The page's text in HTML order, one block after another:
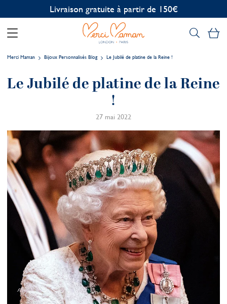
Livraison gratuite à partir de 150€
Merci Maman Bijoux Personnalisés Blog Le Jubilé de platine de la Reine !
Le Jubilé de platine de la Reine
!
27 mai 2022